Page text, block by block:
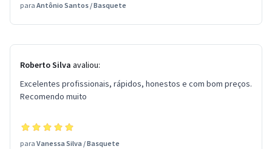
para Antônio Santos /Basquete
Roberto Silva avaliou:
Excelentes profissionais, rápidos, honestos e com bom preços.
Recomendo muito
para Vanessa Silva /Basquete